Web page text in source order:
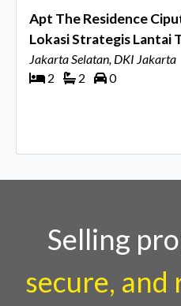
Apt The Residence
Lokasi Strategis Lantai
Jakarta Selatan, DKI Jakarta
2
2 0
Selling
secure, and